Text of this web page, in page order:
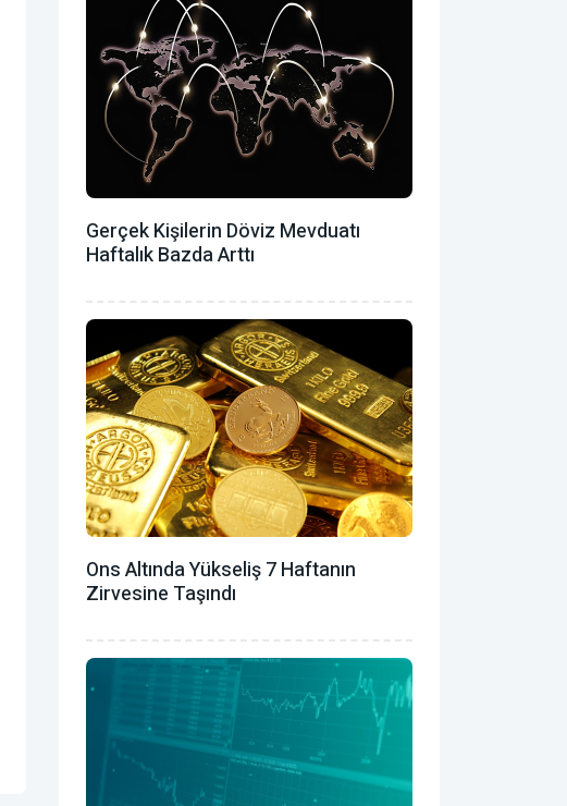
Gerçek Kişilerin Döviz Mevduatı
Haftalık Bazda Arttı
Ons Altında Yükseliş 7 Haftanın
Zirvesine Taşındı